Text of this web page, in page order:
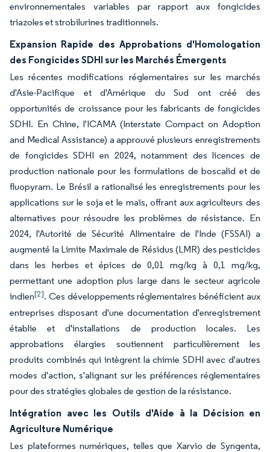
environnementales variables par rapport aux fongicides
triazoles et strobilurines traditionnels.
Expansion Rapide des Approbations d'Homologation
des Fongicides SDHI sur les Marchés Émergents
Les récentes modifications réglementaires sur les marchés
d'Asie-Pacifique et d'Amérique du Sud ont créé des
opportunités de croissance pour les fabricants de fongicides
SDHI. En Chine, l'ICAMA (Interstate Compact on Adoption
and Medical Assistance) a approuvé plusieurs enregistrements
de fongicides SDHI en 2024, notamment des licences de
production nationale pour les formulations de boscalid et de
fluopyram. Le Brésil a rationalisé les enregistrements pour les
applications sur le soja et le maïs, offrant aux agriculteurs des
alternatives pour résoudre les problèmes de résistance. En
2024, l'Autorité de Sécurité Alimentaire de l'Inde (FSSAI) a
augmenté la Limite Maximale de Résidus (LMR) des pesticides
dans les herbes et épices de 0,01 mg/kg à 0,1 mg/kg,
permettant une adoption plus large dans le secteur agricole
indien[2]. Ces développements réglementaires bénéficient aux
entreprises disposant d'une documentation d'enregistrement
établie et d'installations de production locales. Les
approbations élargies soutiennent particulièrement les
produits combinés qui intègrent la chimie SDHI avec d'autres
modes d'action, s'alignant sur les préférences réglementaires
pour des stratégies globales de gestion de la résistance.
Intégration avec les Outils d'Aide à la Décision en
Agriculture Numérique
Les plateformes numériques, telles que Xarvio de Syngenta,